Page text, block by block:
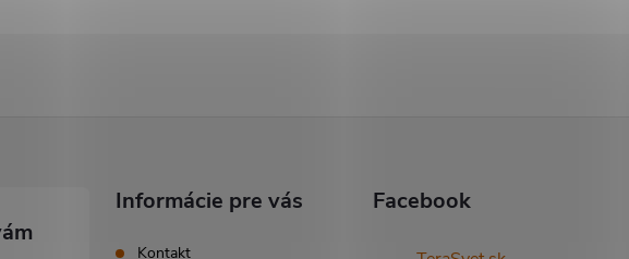
Informácie pre vás
Kontakt
Facebook